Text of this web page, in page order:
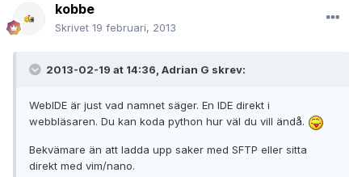
kobbe
Skrivet 19 februari, 2013
2013-02-19 at 14:36, Adrian G skrev:
WebIDE är just vad namnet säger. En IDE direkt i
webbläsaren. Du kan koda python hur väl du vill ändå.
Bekvämare än att ladda upp saker med SFTP eller sitta
direkt med vim/nano.